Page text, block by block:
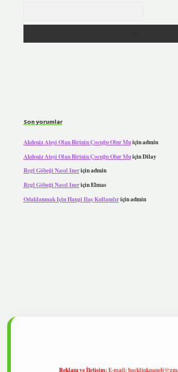
Son yorumlar
Akdeniz Ateşi Olan Birinin Çocuğu Olur Muiçinadmin
Akdeniz Ateşi Olan Birinin Çocuğu Olur MuiçinDilay
Regl Göbeği Nasıl Ineriçinadmin
Regl Göbeği Nasıl IneriçinElmas
Odaklanmak Için Hangi Ilaç Kullanılıriçinadmin
Reklam ve İletişim:E-mail: